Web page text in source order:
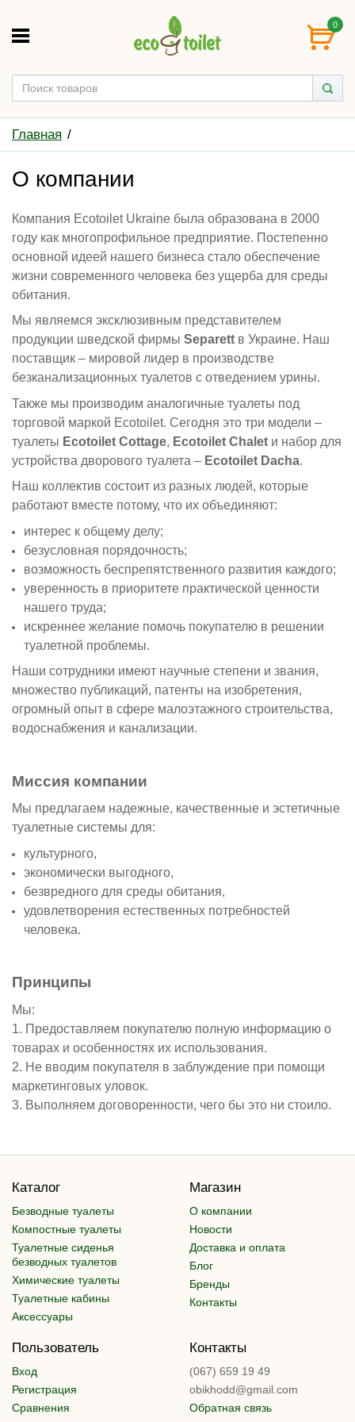
0
Главная
О компании
Компания Ecotoilet Ukraine была образована в 2000
году как многопрофильное предприятие. Постепенно
основной идеей нашего бизнеса стало обеспечение
жизни современного человека без ущерба для среды
обитания.
Мы являемся эксклюзивным представителем
продукции шведской фирмы Separett в Украине. Наш
поставщик – мировой лидер в производстве
безканализационных туалетов с отведением урины.
Также мы производим аналогичные туалеты под
торговой маркой Ecotoilet. Сегодня это три модели –
туалеты Ecotoilet Cottage, Ecotoilet Chalet и набор для
устройства дворового туалета – Ecotoilet Dacha.
Наш коллектив состоит из разных людей, которые
работают вместе потому, что их объединяют:
интерес к общему делу;
безусловная порядочность;
возможность беспрепятственного развития каждого;
уверенность в приоритете практической ценности
нашего труда;
искреннее желание помочь покупателю в решении
туалетной проблемы.
Наши сотрудники имеют научные степени и звания,
множество публикаций, патенты на изобретения,
огромный опыт в сфере малоэтажного строительства,
водоснабжения и канализации.
Миссия компании
Мы предлагаем надежные, качественные и эстетичные
туалетные системы для:
культурного,
экономически выгодного,
безвредного для среды обитания,
удовлетворения естественных потребностей
человека.
Принципы
Мы:
1. Предоставляем покупателю полную информацию о
товарах и особенностях их использования.
2. Не вводим покупателя в заблуждение при помощи
маркетинговых уловок.
3. Выполняем договоренности, чего бы это ни стоило.
Каталог
Безводные туалеты
Компостные туалеты
Туалетные сиденья
безводных туалетов
Химические туалеты
Туалетные кабины
Аксессуары
Магазин
О компании
Новости
Доставка и оплата
Блог
Бренды
Контакты
Пользователь
Вход
Регистрация
Сравнения
Контакты
(067) 659 19 49
obikhodd@gmail.com
Обратная связь